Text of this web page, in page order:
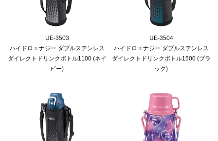
UE-3503
ハイドロエナジー ダブルステンレス
ダイレクトドリンクボトル1100 (ネイ
ビー)
UE-3504
ハイドロエナジー ダブルステンレス
ダイレクトドリンクボトル1500 (ブラ
ック)